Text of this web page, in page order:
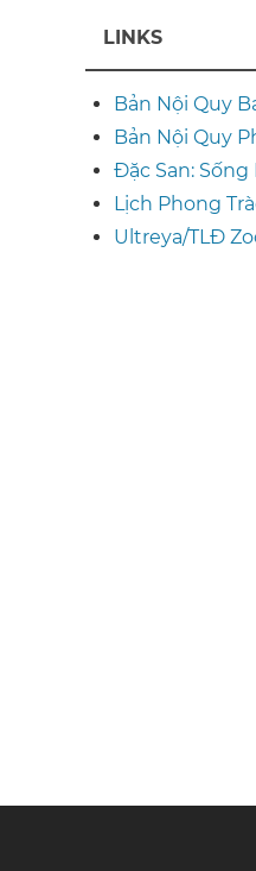
LINKS
Bản Nội Quy
Bản Nội Quy
Đặc San:
Lịch Phong
Ultreya/TLĐ